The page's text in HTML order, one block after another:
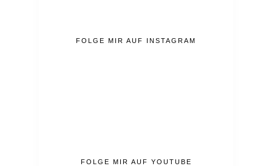
FOLGE MIR AUF INSTAGRAM
FOLGE MIR AUF YOUTUBE